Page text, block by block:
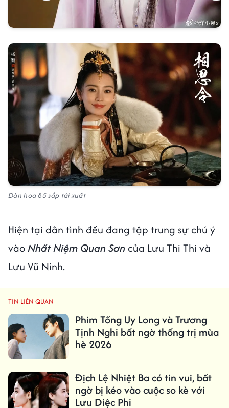
Dàn hoa 85 sắp tái xuất
Hiện tại dân tình đều đang tập trung sự chú ý
vàoNhất Niệm Quan Sơn của Lưu Thi Thi và
Lưu Vũ Ninh.
TIN LIÊN QUAN
Phim Tống Uy Long và Trương
Tịnh Nghi bất ngờ thống trị mùa
hè 2026
Địch Lệ Nhiệt Ba có tin vui, bất
ngờ bị kéo vào cuộc so kè với
Lưu Diệc Phi